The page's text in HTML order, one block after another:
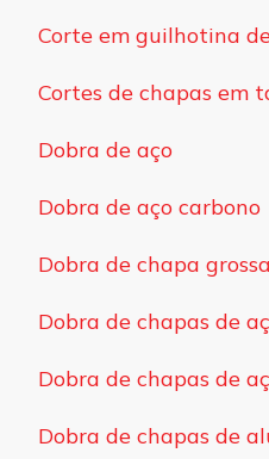
Corte em guilhotina
Cortes de chapas em
Dobra de aço
Dobra de aço carbono
Dobra de chapa grossa
Dobra de chapas de
Dobra de chapas de
Dobra de chapas de